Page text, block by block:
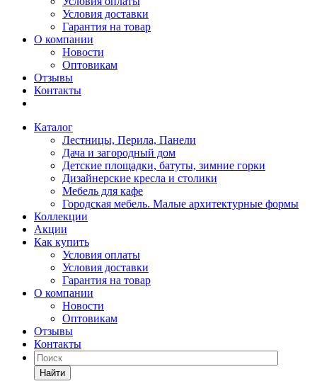
Условия доставки
Гарантия на товар
О компании
Новости
Оптовикам
Отзывы
Контакты
Каталог
Лестницы, Перила, Панели
Дача и загородный дом
Детские площадки, батуты, зимние горки
Дизайнерские кресла и столики
Мебель для кафе
Городская мебель. Малые архитектурные формы
Коллекции
Акции
Как купить
Условия оплаты
Условия доставки
Гарантия на товар
О компании
Новости
Оптовикам
Отзывы
Контакты
Найти